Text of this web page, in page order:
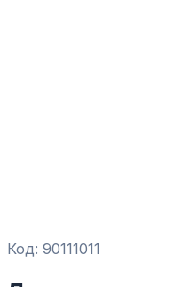
Код: 90111011